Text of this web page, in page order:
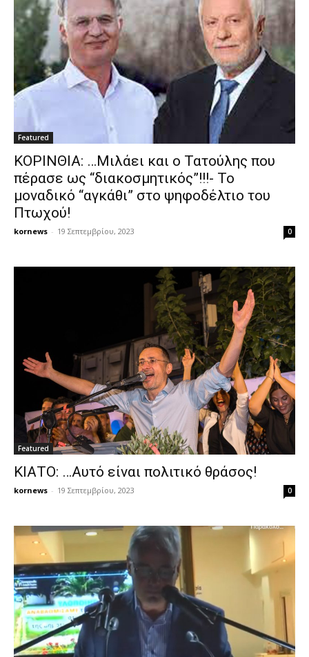
Featured
ΚΟΡΙΝΘΙΑ: …Μιλάει και ο Τατούλης που
πέρασε ως “διακοσμητικός”!!!- Το
μοναδικό “αγκάθι” στο ψηφοδέλτιο του
Πτωχού!
kornews - 19 Σεπτεμβρίου, 2023 0
Featured
ΚΙΑΤΟ: …Αυτό είναι πολιτικό θράσος!
kornews - 19 Σεπτεμβρίου, 2023 0